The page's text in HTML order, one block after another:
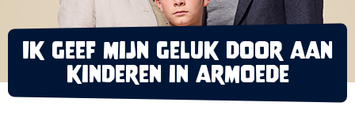
Ik geef mijn geluk door aan
kinderen in armoede